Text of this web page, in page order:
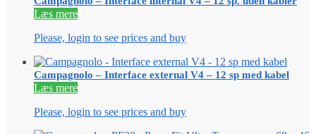
Læs mere
Please, login to see prices and buy
Campagnolo – Interface external V4 – 12 sp med kabel
Læs mere
Please, login to see prices and buy